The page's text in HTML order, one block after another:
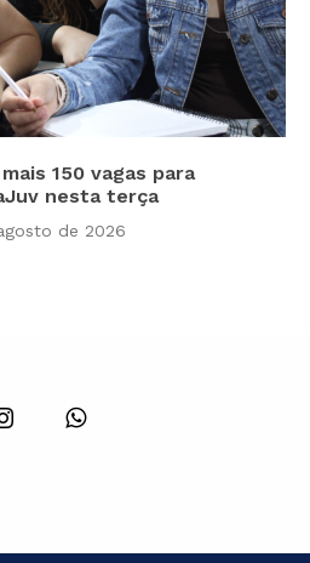
150 vagas para
nesta terça
de 2026